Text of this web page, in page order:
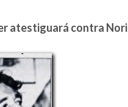
atestiguará contra